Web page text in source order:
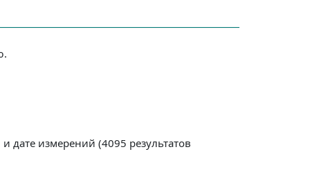
дате измерений (4095 результатов